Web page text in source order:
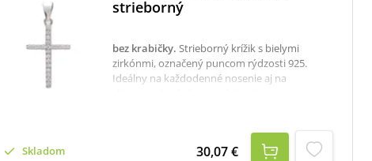
strieborný
bez krabičky. Strieborný krížik s bielymi
zirkónmi, označený puncom rýdzosti 925.
Ideálny na každodenné nosenie aj na
samostane objednať tu: krabička na strieborné
Skladom 30,07 €